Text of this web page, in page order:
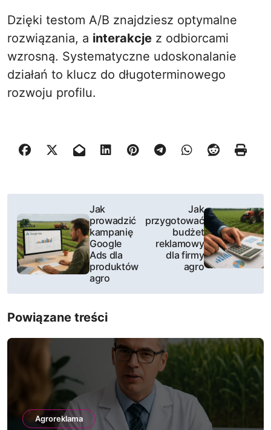
Dzięki testom A/B znajdziesz optymalne
rozwiązania, a interakcje z odbiorcami
wzrosną. Systematyczne udoskonalanie
działań to klucz do długoterminowego
rozwoju profilu.
w
a
Jak
prowadzić
kampanię
Google
Ads dla
produktów
agro
Jak
przygotować
budżet
reklamowy
dla firmy
agro
Powiązane treści
Agroreklama